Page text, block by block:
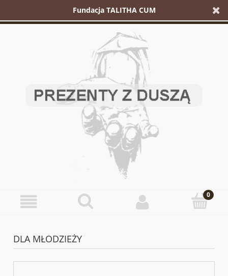
Fundacja TALITHA CUM
DLA MŁODZIEŻY